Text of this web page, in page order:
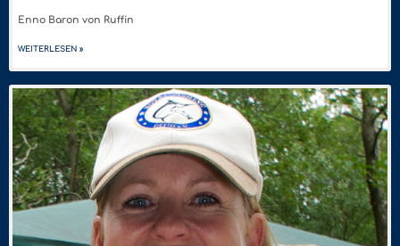
Enno Baron von Ruffin
WEITERLESEN »